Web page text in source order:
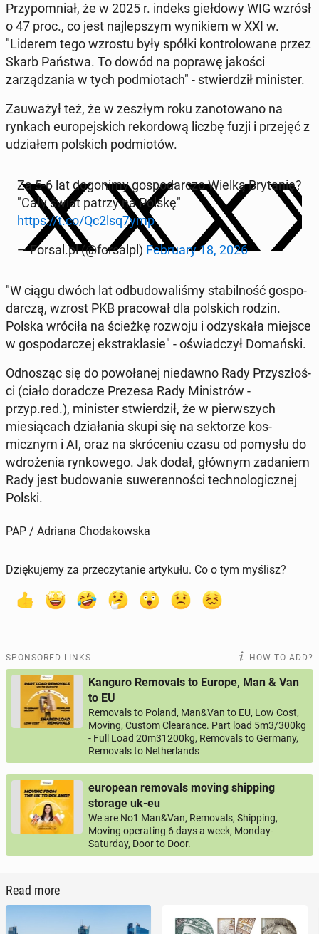
Przy­pom­ni­ał, że w 2025 r. indeks gieł­dowy WIG wzrósł
o 47 proc., co jest na­jlep­szym wynikiem w XXI w.
"Liderem tego wzrostu były spółki kon­trolowane przez
Skarb Państwa. To dowód na poprawę jakości
zarządza­nia w tych pod­mio­tach" - stwierdz­ił min­is­ter.
Za­uważył też, że w zeszłym roku zan­otowano na
rynkach eu­rope­js­kich reko­r­dową liczbę fuzji i przejęć z
udzi­ałem pol­s­kich pod­miotów.
Za 5-6 lat do­go­nimy gospo­dar­c­zo Wielką Bry­tanię?
"Cały świat patrzy na Polskę"
https://t.co/Qc2lsq7ymp
— Forsal.pl (@for­salpl) Feb­ru­ary 18, 2026
"W ciągu dwóch lat odbu­dowal­iśmy sta­bil­ność gospo­
dar­czą, wzrost PKB pra­cow­ał dla pol­s­kich rodzin.
Polska wróciła na ścieżkę rozwoju i odzyskała miejsce
w gospo­dar­czej ek­strak­lasie" - oświad­czył Do­mańs­ki.
Odnosząc się do powołanej niedawno Rady Przyszłoś­
ci (ciało do­rad­cze Prezesa Rady Min­istrów -
przyp.red.), min­is­ter stwierdz­ił, że w pier­wszych
miesią­cach dzi­ała­nia skupi się na sek­torze kos­
micznym i AI, oraz na skróce­niu czasu od pomysłu do
wdroże­nia rynkowego. Jak dodał, głównym zadaniem
Rady jest bu­dowanie suw­eren­noś­ci tech­no­log­icznej
Polski.
PAP / Adriana Chodakowska
Dziękujemy za przeczytanie artykułu. Co o tym myślisz?
SPONSORED LINKS HOW TO ADD?
Kanguro Removals to Europe, Man & Van
to EU
Removals to Poland, Man&Van to EU, Low Cost,
Moving, Custom Clearance. Part load 5m3/300kg
- Full Load 20m31200kg, Removals to Germany,
Removals to Netherlands
european removals moving shipping
storage uk-eu
We are No1 Man&Van, Removals, Shipping,
Moving operating 6 days a week, Monday-
Saturday, Door to Door.
Read more